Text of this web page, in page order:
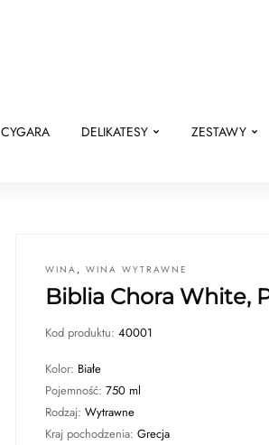
CYGARA DELIKATESY ZESTAWY
WINA , WINA WYTRAWNE
Biblia Chora White,
Kod produktu: 40001
Kolor: Białe
Pojemność: 750 ml
Rodzaj: Wytrawne
Kraj pochodzenia: Grecja